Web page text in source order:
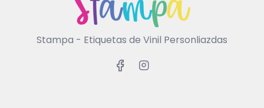
Stampa - Etiquetas de Vinil Personliazdas